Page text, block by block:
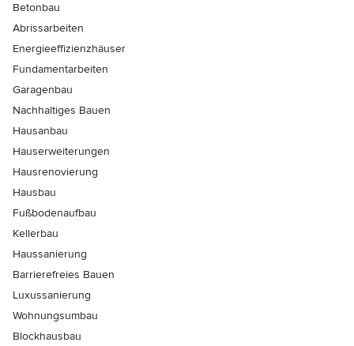
Betonbau
Abrissarbeiten
Energieeffizienzhäuser
Fundamentarbeiten
Garagenbau
Nachhaltiges Bauen
Hausanbau
Hauserweiterungen
Hausrenovierung
Hausbau
Fußbodenaufbau
Kellerbau
Haussanierung
Barrierefreies Bauen
Luxussanierung
Wohnungsumbau
Blockhausbau